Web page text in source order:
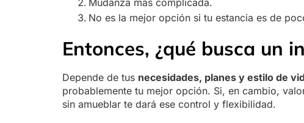
No es la mejor opción si tu estancia es de
Entonces, ¿qué busca un
Depende de tus necesidades, planes y estilo de
probablemente tu mejor opción. Si, en cambio,
sin amueblar te dará ese control y flexibilidad.